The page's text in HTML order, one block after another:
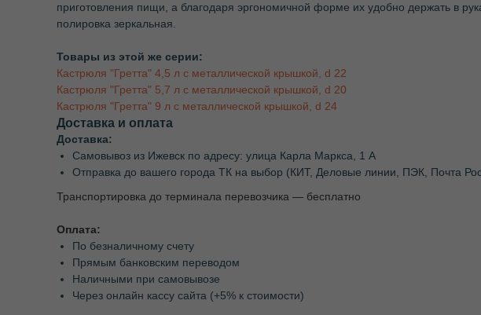
приготовления пищи, а благодаря эргономичной форме их удобно держать в
полировка зеркальная.
Товары из этой же серии:
Кастрюля "Гретта" 4,5 л с металлической крышкой, d 22
Кастрюля "Гретта" 5,7 л с металлической крышкой, d 20
Кастрюля "Гретта" 9 л с металлической крышкой, d 24
Доставка и оплата
Доставка:
Самовывоз из Ижевск по адресу: улица Карла Маркса, 1 А
Отправка до вашего города ТК на выбор (КИТ, Деловые линии, ПЭК, Почта
Транспортировка до терминала перевозчика — бесплатно
Оплата:
По безналичному счету
Прямым банковским переводом
Наличными при самовывозе
Через онлайн кассу сайта (+5% к стоимости)